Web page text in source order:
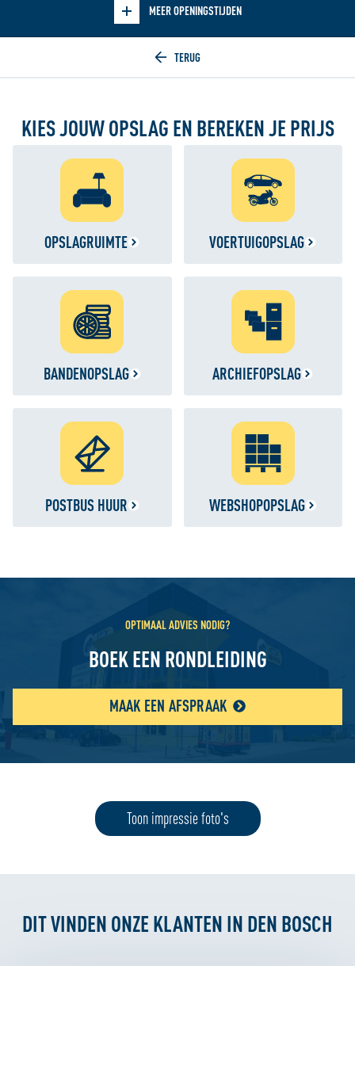
MEER OPENINGSTIJDEN
Home
KIES JOUW OPSLAG EN BEREKEN JE PRIJS
OPSLAGRUIMTE VOERTUIGOPSLAG
BANDENOPSLAG ARCHIEFOPSLAG
POSTBUS HUUR WEBSHOPOPSLAG
OPTIMAAL ADVIES NODIG?
BOEK EEN RONDLEIDING
MAAK EEN AFSPRAAK
Toon impressie foto's
DIT VINDEN ONZE KLANTEN IN DEN BOSCH